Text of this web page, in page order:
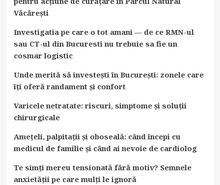
Văcărești
Investigatia pe care o tot amani — de ce RMN-ul
sau CT-ul din Bucuresti nu trebuie sa fie un
cosmar logistic
Unde merită să investești în București: zonele care
îți oferă randament și confort
Varicele netratate: riscuri, simptome și soluții
chirurgicale
Amețeli, palpitații și oboseală: când începi cu
medicul de familie și când ai nevoie de cardiolog
Te simți mereu tensionată fără motiv? Semnele
anxietății pe care mulți le ignoră